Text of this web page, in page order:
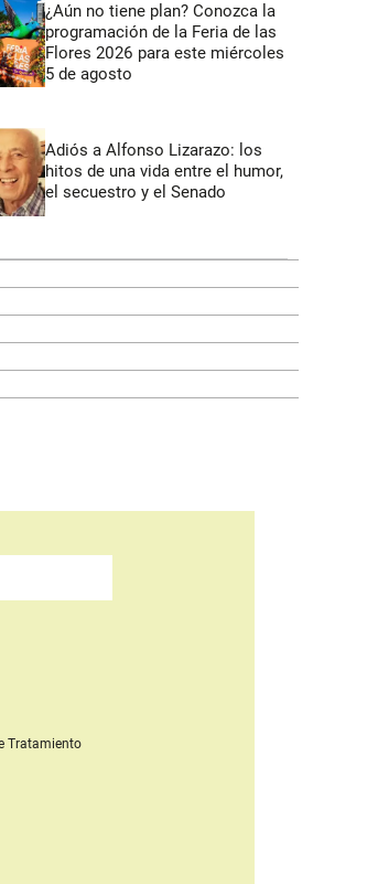
¿Aún no tiene plan? Conozca la
programación de la Feria de las
Flores 2026 para este miércoles
5 de agosto
Adiós a Alfonso Lizarazo: los
hitos de una vida entre el humor,
el secuestro y el Senado
Tratamiento